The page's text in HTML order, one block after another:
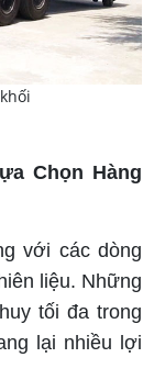
Chọn Hàng
với các dòng
liệu. Những
tối đa trong
lại nhiều lợi